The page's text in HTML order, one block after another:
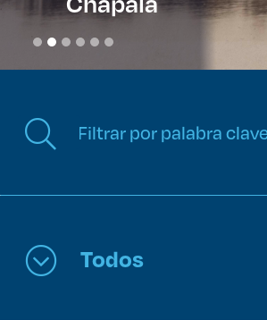
Enlaces de interés
Becas Todos